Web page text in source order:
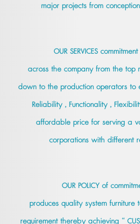
major projects from
OUR SERVICES commitment
across the company from the
down to the production operators to
Reliability , Functionality ,
affordable price for serving a
corporations with different
OUR POLICY of
produces quality system furniture
requirement thereby achieving “